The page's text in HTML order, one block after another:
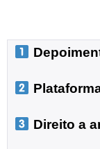
Direito a